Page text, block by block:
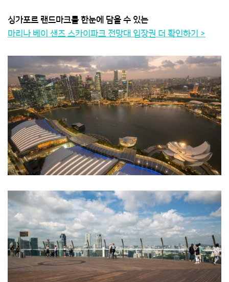
싱가포르 랜드마크를 한눈에 담을 수 있는
마리나 베이 샌즈 스카이파크 전망대 입장권 더 확인하기 >